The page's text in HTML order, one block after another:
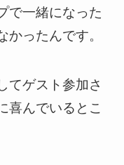
で一緒になった
かったんです。
てゲスト参加さ
喜んでいるとこ